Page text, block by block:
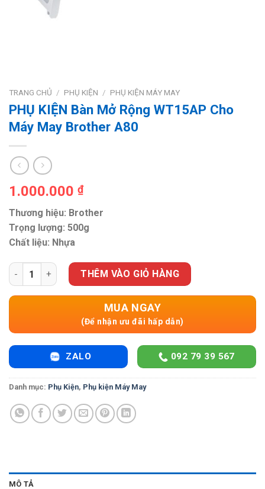
TRANG CHỦ / PHỤ KIỆN / PHỤ KIỆN MÁY MAY
PHỤ KIỆN Bàn Mở Rộng WT15AP Cho
Máy May Brother A80
1.000.000 ₫
Thương hiệu: Brother
Trọng lượng: 500g
Chất liệu: Nhựa
PHỤ KIỆN Bàn Mở Rộng WT15AP Cho Máy May Brother A80 số
THÊM VÀO GIỎ HÀNG
MUA NGAY
(Để nhận ưu đãi hấp dẫn)
ZALO 092 79 39 567
Danh mục: Phụ Kiện, Phụ kiện Máy May
MÔ TẢ